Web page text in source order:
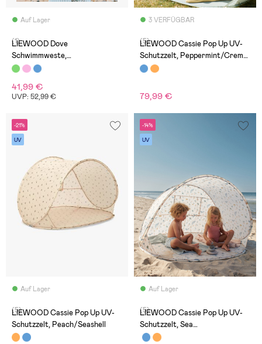
Auf Lager
(1)
LIEWOOD Dove
Schwimmweste,
Peppermint/Sandy
41,99 €
UVP: 52,99 €
3 VERFÜGBAR
(5)
LIEWOOD Cassie Pop Up UV-
Schutzzelt, Peppermint/Creme
de la creme
79,99 €
-21%
UV
Auf Lager
(5)
LIEWOOD Cassie Pop Up UV-
Schutzzelt, Peach/Seashell
-14%
UV
Auf Lager
(5)
LIEWOOD Cassie Pop Up UV-
Schutzzelt, Sea
Creature/Sandy